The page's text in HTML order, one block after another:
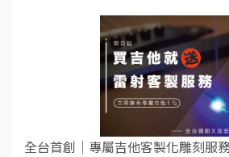
全台首創｜專屬吉他客製化雕刻服